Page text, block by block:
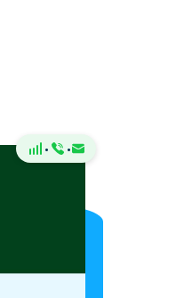
· ·